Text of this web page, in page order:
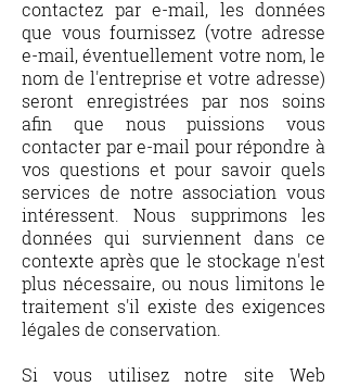
contactez par e-mail, les données
que vous fournissez (votre adresse
e-mail, éventuellement votre nom, le
nom de l'entreprise et votre adresse)
seront enregistrées par nos soins
afin que nous puissions vous
contacter par e-mail pour répondre à
vos questions et pour savoir quels
services de notre association vous
intéressent. Nous supprimons les
données qui surviennent dans ce
contexte après que le stockage n'est
plus nécessaire, ou nous limitons le
traitement s'il existe des exigences
légales de conservation.
​Si vous utilisez notre site Web